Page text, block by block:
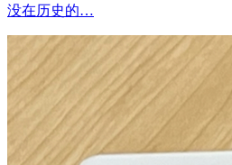
没在历史的…